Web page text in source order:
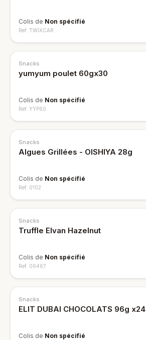
Colis de Non spécifié
Ref. TWIXCAR
Snacks
yumyum poulet 60gx30
Colis de Non spécifié
Ref. YYP60
Snacks
Algues Grillées - OISHIYA 28g
Colis de Non spécifié
Ref. 0102
Snacks
Truffle Elvan Hazelnut
Colis de Non spécifié
Ref. 06467
Snacks
ELIT DUBAI CHOCOLATS 96g x24
Colis de Non spécifié